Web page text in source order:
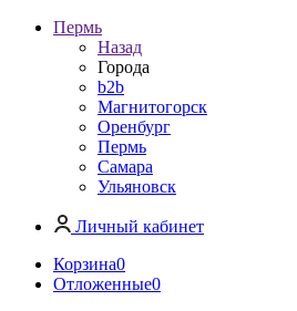
Пермь
Назад
Города
b2b
Магнитогорск
Оренбург
Пермь
Самара
Ульяновск
Личный кабинет
Корзина0
Отложенные0